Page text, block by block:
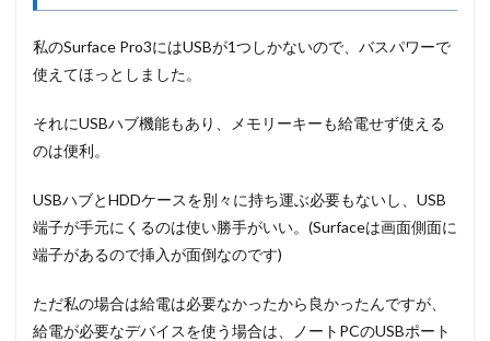
私のSurface Pro3にはUSBが1つしかないので、バスパワーで
使えてほっとしました。
それにUSBハブ機能もあり、メモリーキーも給電せず使える
のは便利。
USBハブとHDDケースを別々に持ち運ぶ必要もないし、USB
端子が手元にくるのは使い勝手がいい。(Surfaceは画面側面に
端子があるので挿入が面倒なのです)
ただ私の場合は給電は必要なかったから良かったんですが、
給電が必要なデバイスを使う場合は、ノートPCのUSBポート